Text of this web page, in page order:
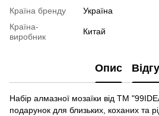
Країна бренду
Україна
Країна-
виробник
Китай
Опис
Набір алмазної мозаїки від ТМ
подарунок для близьких, коханих та